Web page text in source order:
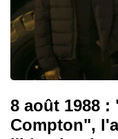
8 août 1988
Compton",